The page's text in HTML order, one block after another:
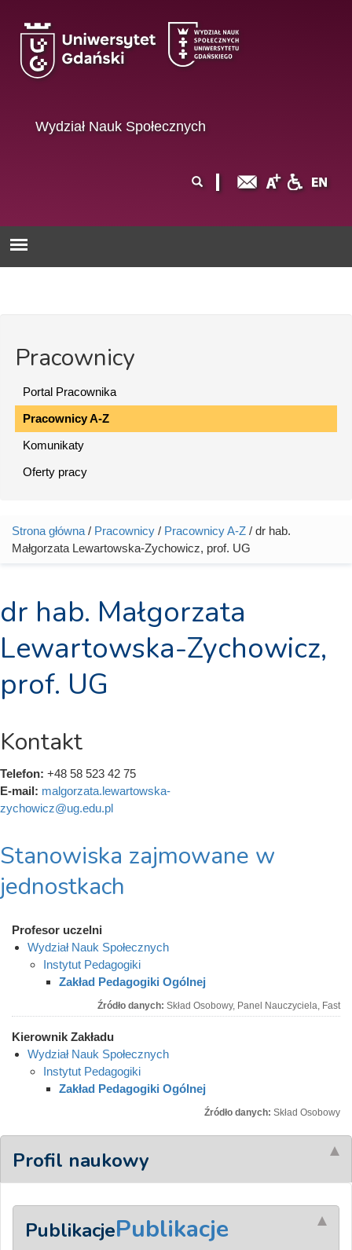
Wydział Nauk Społecznych
wyszukiwania
Pracownicy
Portal Pracownika
Pracownicy A-Z
Komunikaty
Oferty pracy
Jesteś tutaj
Strona główna / Pracownicy / Pracownicy A-Z / dr hab.
Małgorzata Lewartowska-Zychowicz, prof. UG
dr hab. Małgorzata
Lewartowska-Zychowicz,
prof. UG
Kontakt
Telefon: +48 58 523 42 75
E-mail: malgorzata.lewartowska-
zychowicz@ug.edu.pl
Stanowiska zajmowane w
jednostkach
Profesor uczelni
Wydział Nauk Społecznych
Instytut Pedagogiki
Zakład Pedagogiki Ogólnej
Źródło danych: Skład Osobowy, Panel Nauczyciela, Fast
Kierownik Zakładu
Wydział Nauk Społecznych
Instytut Pedagogiki
Zakład Pedagogiki Ogólnej
Źródło danych: Skład Osobowy
Profil naukowy
PublikacjePublikacje